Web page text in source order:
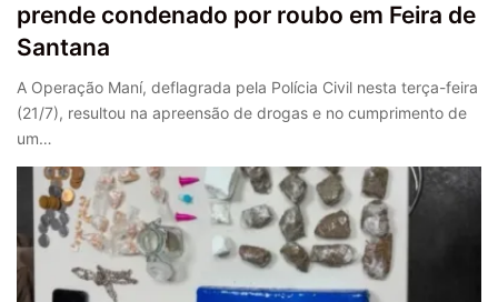
prende condenado por roubo em Feira de
Santana
A Operação Maní, deflagrada pela Polícia Civil nesta terça-feira
(21/7), resultou na apreensão de drogas e no cumprimento de
um…